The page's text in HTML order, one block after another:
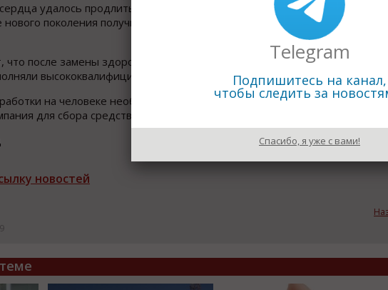
удалось продлить на 10 лет.
поколения получило название
что после замены здорового сердца на прототип, у животного в
высококвалифицированные хирурги из Америки и Австралии.
на человеке необходимо финансирование в размере трех
для сбора средств запущена на сайте The Common Good.
новостей
Telegram
Подпишитесь на канал,
чтобы следить за
Спасибо, я уже с вами!